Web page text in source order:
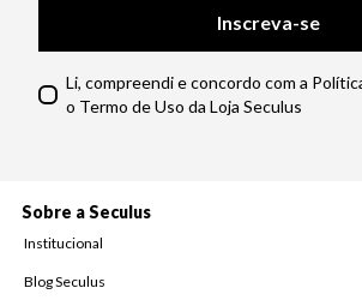
Inscreva-se
Li, compreendi e concordo com a
o Termo de Uso da Loja Seculus
Sobre a Seculus
Institucional
Blog Seculus